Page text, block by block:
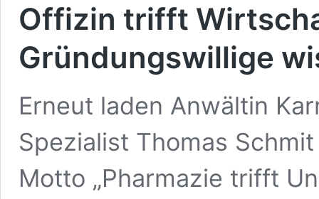
Offizin trifft
Gründungswillige
Erneut laden Anwältin
Spezialist Thomas
Motto „Pharmazie trifft